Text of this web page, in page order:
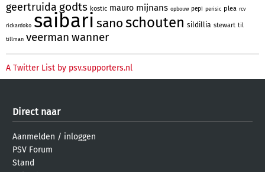
geertruida godts kostic mauro mijnans opbouw pepi perisic plea rcv
rickardoko saibari sanoschouten sildillia stewart til
tillman veerman wanner
A Twitter List by psv.supporters.nl
Direct naar
Aanmelden / inloggen
PSV Forum
Stand